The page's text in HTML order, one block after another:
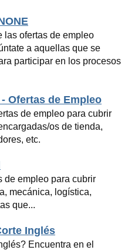
las ofertas de empleo
a aquellas que se
participar en los procesos
Ofertas de Empleo
de empleo para cubrir
os de tienda,
etc.
de empleo para cubrir
mecánica, logística,
que...
Inglés
Encuentra en el